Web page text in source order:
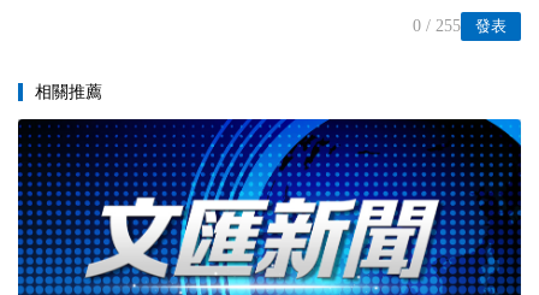
發表
0 / 255
相關推薦